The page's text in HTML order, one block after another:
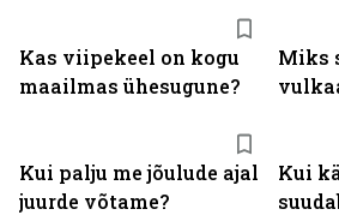
Kas viipekeel on kogu
maailmas ühesugune?
Miks
Kui palju me jõulude ajal
juurde võtame?
Kui